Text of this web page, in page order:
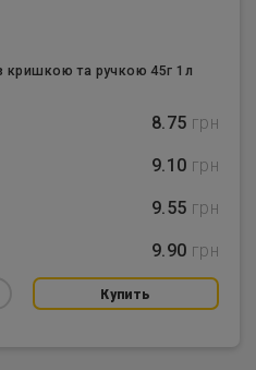
кришкою та ручкою 45г 1л
8.75 грн
9.10 грн
9.55 грн
9.90 грн
Купить